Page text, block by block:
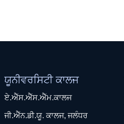
ਯੂਨੀਵਰਸਿਟੀ ਕਾਲਜ
ਏ.ਐੱਸ.ਐੱਸ.ਐੱਮ.ਕਾਲਜ
ਜੀ.ਐੱਨ.ਡੀ.ਯੂ. ਕਾਲਜ, ਜਲੰਧਰ